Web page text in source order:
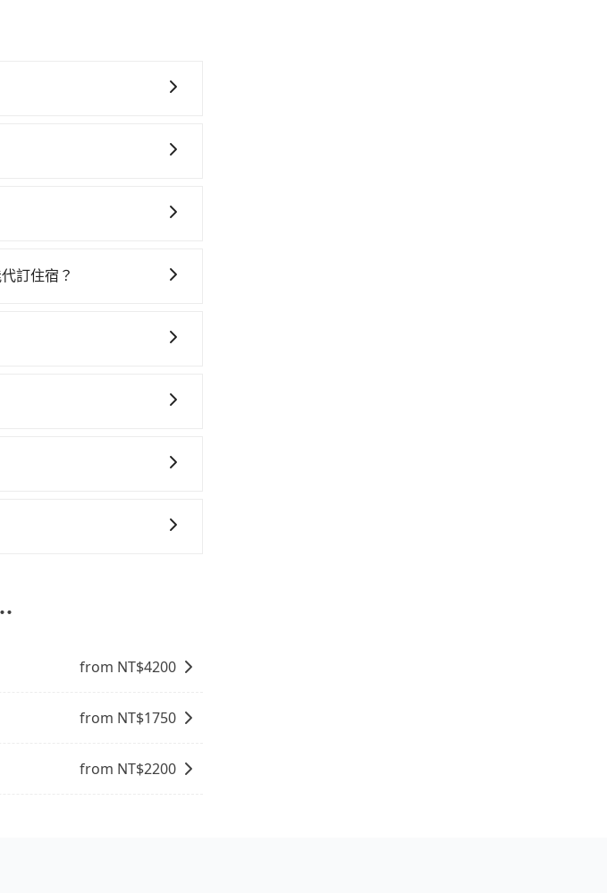
到清晨的時段，還是要找
站前排班的計程車，搭上
倍。縱使幸運攔到一輛小
！如果你是三人以下要乘
app後，可以每小時
運的iRent只提供最基本的
預約了時間但上一位用戶卻
看。依照里程跳錶計算，價
計程車更難叫，該縣市僅有
座廂型車最高可省$900。
訂住宿？
時查價，所示價格絕無隱藏
業大客車的範疇，也就是中
最好先與車行或平台確認。
from NT$4200
from NT$1750
from NT$2200